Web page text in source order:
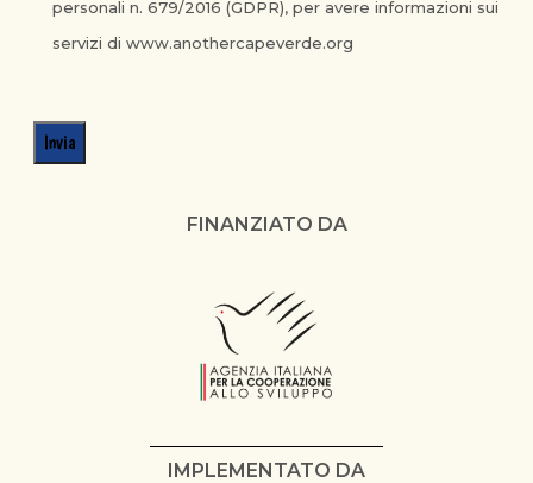
personali n. 679/2016 (GDPR), per avere informazioni sui
servizi di www.anothercapeverde.org
FINANZIATO DA
IMPLEMENTATO DA